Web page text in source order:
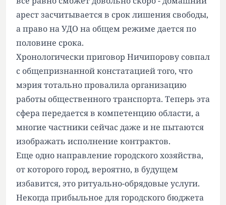
арест засчитывается в срок лишения свободы,
а право на УДО на общем режиме дается по
половине срока.
Хронологически приговор Ничипорову совпал
с общепризнанной констатацией того, что
мэрия тотально провалила организацию
работы общественного транспорта. Теперь эта
сфера передается в компетенцию области, а
многие частники сейчас даже и не пытаются
изображать исполнение контрактов.
Еще одно направление городского хозяйства,
от которого город, вероятно, в будущем
избавится, это ритуально-обрядовые услуги.
Некогда прибыльное для городского бюджета